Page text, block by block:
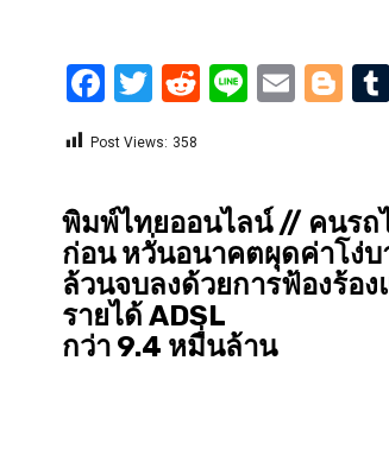
Facebook
Twitter
Reddit
LineEmail
Post Views: 358
พิมพ์ไทยออนไลน์ // คนรถ
ก่อน หวั่นอนาคตผุดค่าโง่
ล้วนจบลงด้วยการฟ้องร้อ
รายได้ ADSL
กว่า 9.4 หมื่นล้าน